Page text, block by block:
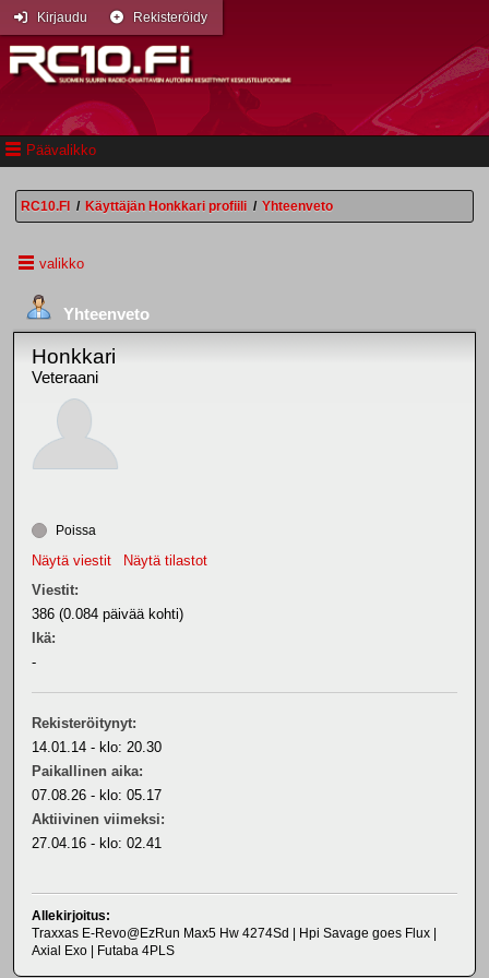
Päävalikko
Kirjaudu Rekisteröidy
RC10.FI / Käyttäjän Honkkari profiili / Yhteenveto
valikko
Yhteenveto
Honkkari
Veteraani
Poissa
Näytä viestit
Näytä tilastot
Viestit:
386 (0.084 päivää kohti)
Ikä:
-
Rekisteröitynyt:
14.01.14 - klo: 20.30
Paikallinen aika:
07.08.26 - klo: 05.17
Aktiivinen viimeksi:
27.04.16 - klo: 02.41
Allekirjoitus:
Traxxas E-Revo@EzRun Max5 Hw 4274Sd | Hpi Savage goes Flux |
Axial Exo | Futaba 4PLS